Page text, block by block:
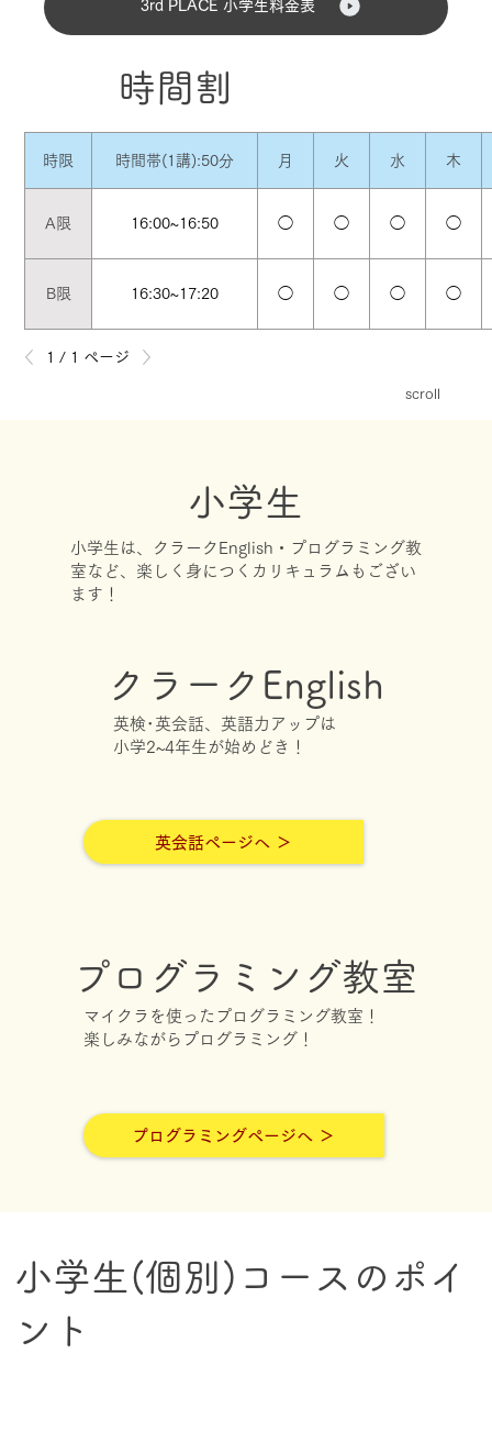
3rd PLACE 小学生料金表
時間割
時限 時間帯(1講):50分 月 火 水 木
A限 16:00~16:50 ◯ ◯ ◯ ◯
B限 16:30~17:20 ◯ ◯ ◯ ◯
1 / 1 ページ
scroll
小学生
小学生は、クラークEnglish・プログラミング教
室など、楽しく身につくカリキュラムもござい
ます！
クラークEnglish
英会話ページへ ＞
英検･英会話、英語力アップは
​小学2~4年生が始めどき！
プログラミング教室
プログラミングページへ ＞
マイクラを使ったプログラミング教室！
​楽しみながらプログラミング！
小学生(個別)コースのポイ
ント